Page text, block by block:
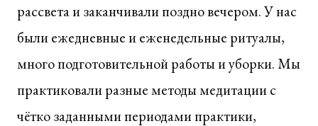
рассвета и заканчивали поздно вечером. У нас
были ежедневные и еженедельные ритуалы,
много подготовительной работы и уборки. Мы
практиковали разные методы медитации с
чётко заданными периодами практики,